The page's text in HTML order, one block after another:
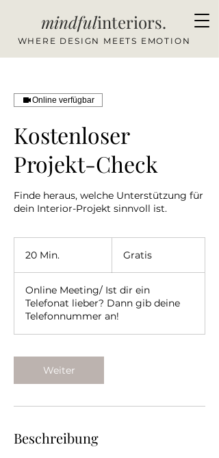
mindfulinteriors.
WHERE DESIGN MEETS EMOTION
Online verfügbar
Kostenloser
Projekt-Check
Finde heraus, welche Unterstützung für
dein Interior-Projekt sinnvoll ist.
20 Min.
i
n
.
Gratis
Online Meeting/ Ist dir ein
Telefonat lieber? Dann gib deine
Telefonnummer an!
Weiter
Beschreibung